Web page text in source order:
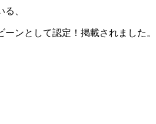
、
ンとして認定！掲載されました。